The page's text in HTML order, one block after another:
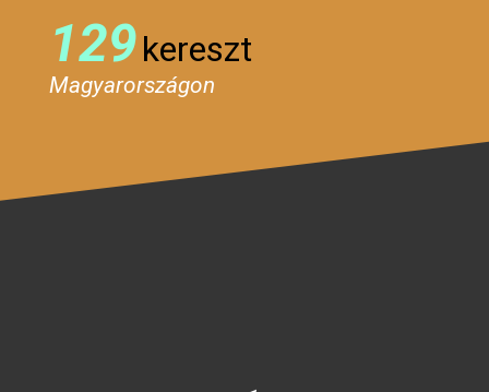
129kereszt
Magyarországon